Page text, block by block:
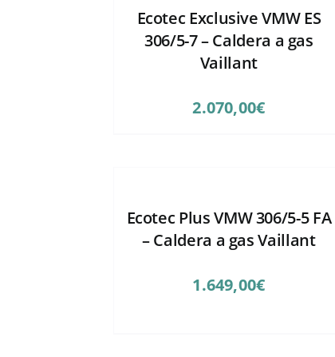
Ecotec Exclusive VMW ES
306/5-7 – Caldera a gas
Vaillant
2.070,00€
Ecotec Plus VMW 306/5-5 FA
– Caldera a gas Vaillant
1.649,00€